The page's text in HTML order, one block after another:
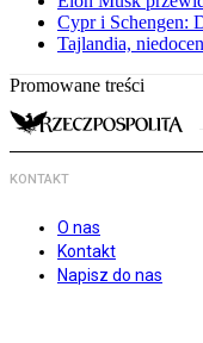
Cypr i Schengen:
Tajlandia,
Promowane treści
KONTAKT
O nas
Kontakt
Napisz do nas